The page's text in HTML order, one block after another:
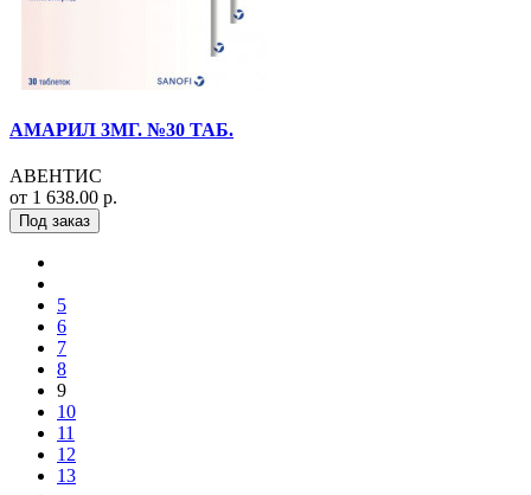
АМАРИЛ 3МГ. №30 ТАБ.
АВЕНТИС
от 1 638.00 р.
Под заказ
5
6
7
8
9
10
11
12
13